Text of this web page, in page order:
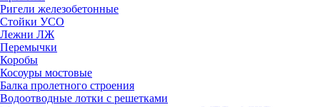
Ригели железобетонные
Стойки УСО
Лежни ЛЖ
Перемычки
Коробы
Косоуры мостовые
Балка пролетного строения
Водоотводные лотки с решетками